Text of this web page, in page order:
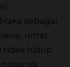
sebagai
umat
tidak hidup